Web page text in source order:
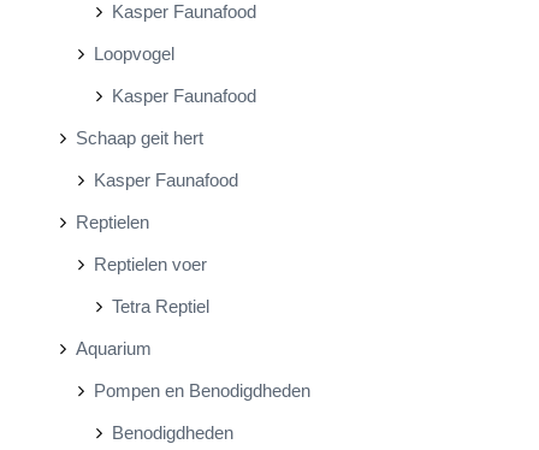
Kasper Faunafood
Loopvogel
Kasper Faunafood
Schaap geit hert
Kasper Faunafood
Reptielen
Reptielen voer
Tetra Reptiel
Aquarium
Pompen en Benodigdheden
Benodigdheden